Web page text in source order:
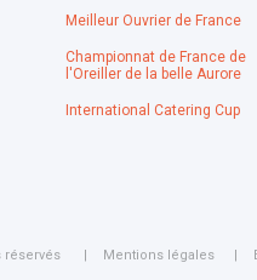
Meilleur Ouvrier de France
Championnat de France de
l'Oreiller de la belle Aurore
International Catering Cup
réservés Mentions légales